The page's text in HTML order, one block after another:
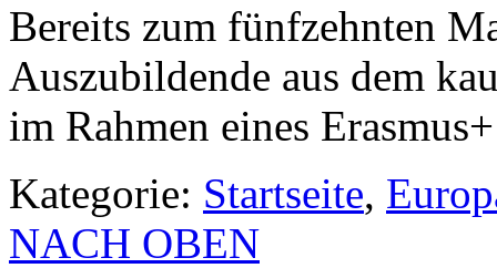
Bereits zum fünfzehnten
Auszubildende aus dem
im Rahmen eines
Kategorie: Startseite,
NACH OBEN